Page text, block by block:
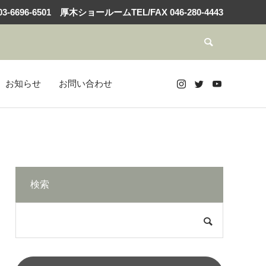
6696-6501 厚木ショールームTEL/FAX 046-280-4443
お知らせ お問い合わせ
検索